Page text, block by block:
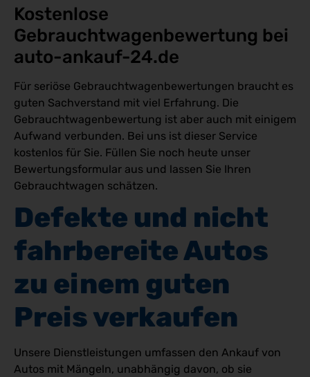
Kostenlose
Gebrauchtwagenbewertung bei
auto-ankauf-24.de
Für seriöse Gebrauchtwagenbewertungen braucht es
guten Sachverstand mit viel Erfahrung. Die
Gebrauchtwagenbewertung ist aber auch mit einigem
Aufwand verbunden. Bei uns ist dieser Service
kostenlos für Sie. Füllen Sie noch heute unser
Bewertungsformular aus und lassen Sie Ihren
Gebrauchtwagen schätzen.
Defekte und nicht
fahrbereite Autos
zu einem guten
Preis verkaufen
Unsere Dienstleistungen umfassen den Ankauf von
Autos mit Mängeln, unabhängig davon, ob sie